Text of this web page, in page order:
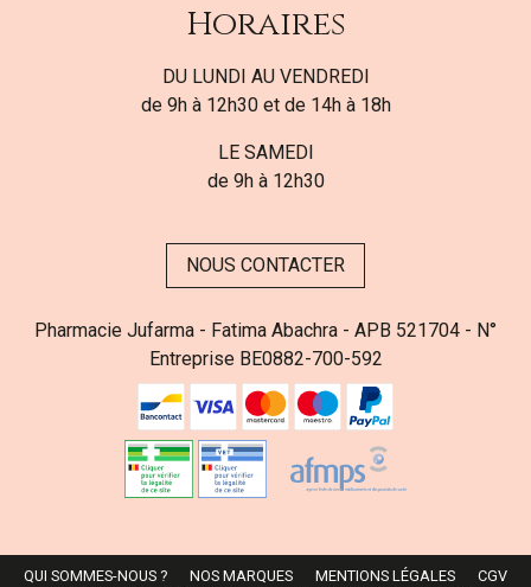
Horaires
DU LUNDI AU VENDREDI
de 9h à 12h30 et de 14h à 18h
LE SAMEDI
de 9h à 12h30
NOUS CONTACTER
Pharmacie Jufarma - Fatima Abachra - APB 521704 - N°
Entreprise BE0882-700-592
QUI SOMMES-NOUS ? NOS MARQUES MENTIONS LÉGALES
CGV